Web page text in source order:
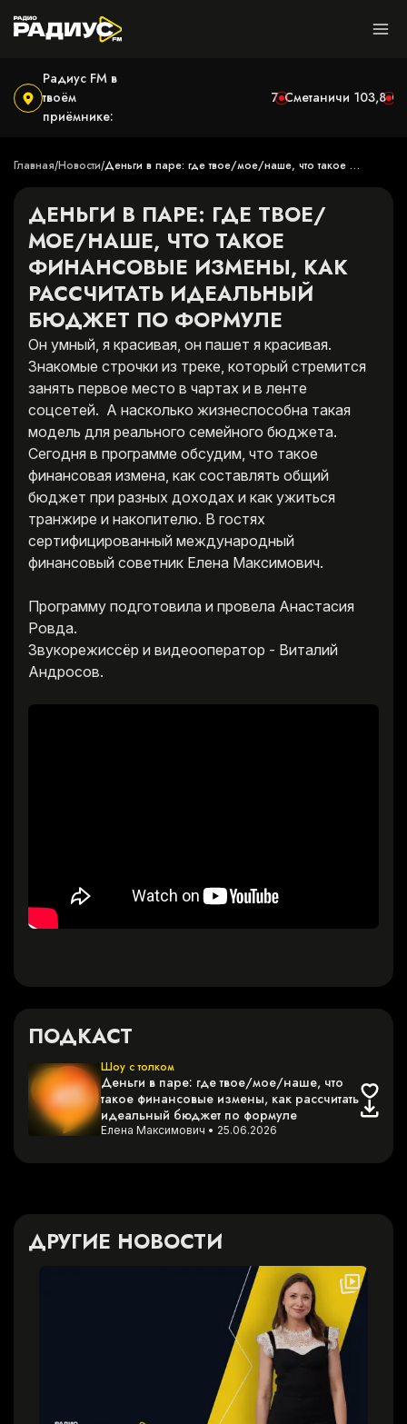
Радиус FM в
твоём
приёмнике:
102,7 Сметаничи 103,8
Главная/Новости/Деньги в паре: где твое/мое/наше, что такое
ДЕНЬГИ В ПАРЕ: ГДЕ ТВОЕ/
МОЕ/НАШЕ, ЧТО ТАКОЕ
ФИНАНСОВЫЕ ИЗМЕНЫ, КАК
РАССЧИТАТЬ ИДЕАЛЬНЫЙ
БЮДЖЕТ ПО ФОРМУЛЕ
Он умный, я красивая, он пашет я красивая.
Знакомые строчки из треке, который стремится
занять первое место в чартах и в ленте
соцсетей. А насколько жизнеспособна такая
модель для реального семейного бюджета.
Сегодня в программе обсудим, что такое
финансовая измена, как составлять общий
бюджет при разных доходах и как ужиться
транжире и накопителю. В гостях
сертифицированный международный
финансовый советник Елена Максимович.
Программу подготовила и провела Анастасия
Ровда.
Звукорежиссёр и видеооператор - Виталий
Андросов.
ПОДКАСТ
Шоу с толком
Деньги в паре: где твое/мое/наше, что
такое финансовые измены, как рассчитать
идеальный бюджет по формуле
Елена Максимович • 25.06.2026
ДРУГИЕ НОВОСТИ